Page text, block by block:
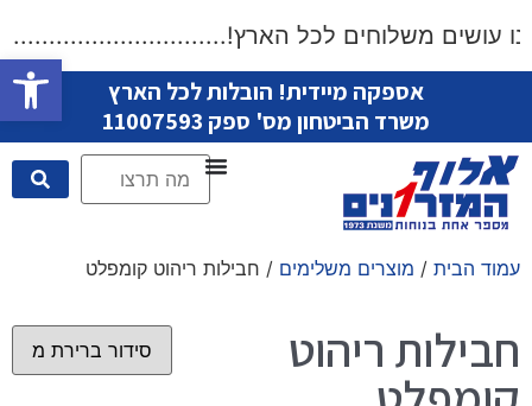
פתח
עושים משלוחים לכל
אספקה מיידית! הובלות לכל הארץ
משרד הביטחון מס' ספק 11007593
עמוד הבית / מוצרים משלימים / חבילות ריהוט קומפלט
חבילות ריהוט